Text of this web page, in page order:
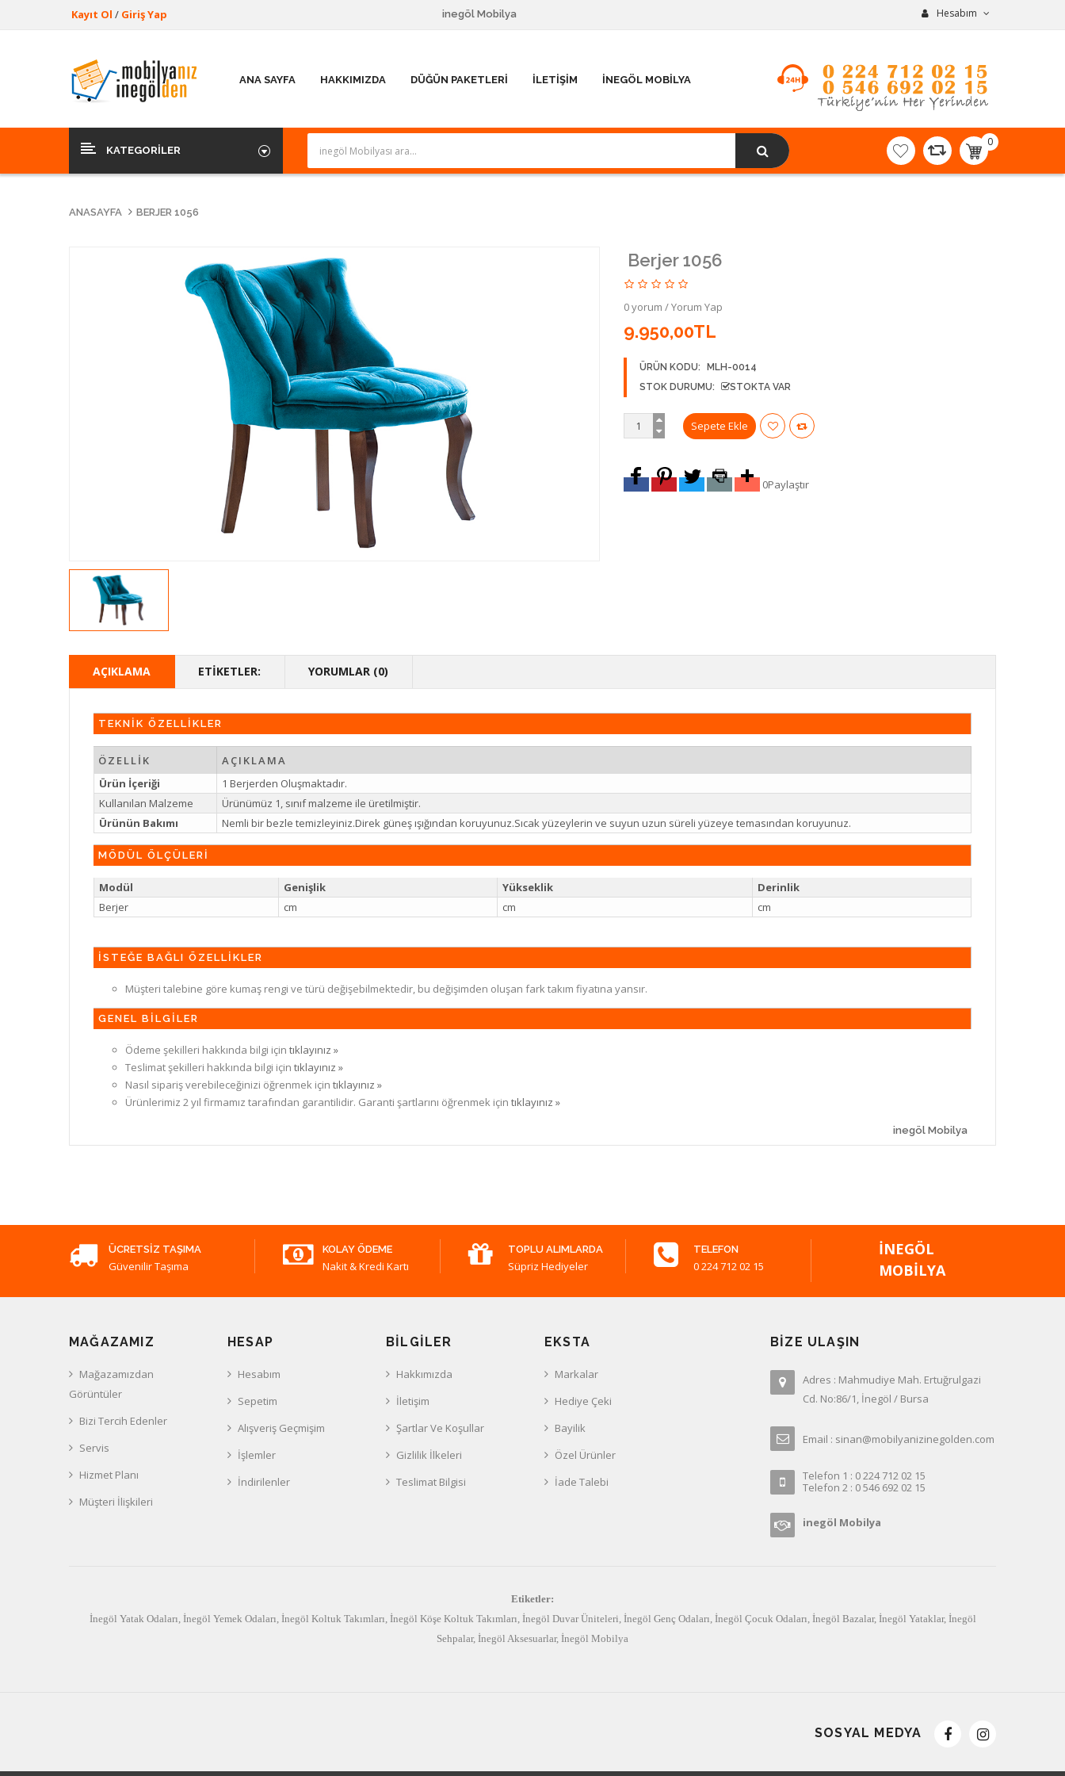
inegöl Mobilya
Kayıt Ol / Giriş Yap Hesabım
ANA SAYFA HAKKIMIZDA DÜĞÜN PAKETLERI İLETIŞIM İNEGÖL MOBILYA
KATEGORILER
0
item(s)
-
ANASAYFA BERJER 1056
Berjer 1056
0 yorum /Yorum Yap
9.950,00TL
ÜRÜN KODU:
MLH-0014
STOK DURUMU:
STOKTA VAR
0Paylaştır
AÇIKLAMA ETIKETLER: YORUMLAR (0)
TEKNİK ÖZELLİKLER
ÖZELLİK
AÇIKLAMA
Ürün İçeriği
1 Berjerden Oluşmaktadır.
Kullanılan Malzeme
Ürünümüz 1, sınıf malzeme ile üretilmiştir.
Ürünün Bakımı
Nemli bir bezle temizleyiniz.Direk güneş ışığından koruyunuz.Sıcak yüzeylerin ve suyun uzun süreli yüzeye temasından koruyunuz.
MÖDÜL ÖLÇÜLERİ
Modül Genişlik Yükseklik
Derinlik
Berjer
cm cm cm
İSTEĞE BAĞLI ÖZELLİKLER
Müşteri talebine göre kumaş rengi ve türü değişebilmektedir, bu değişimden oluşan fark takım fiyatına yansır.
GENEL BİLGİLER
Ödeme şekilleri hakkında bilgi için tıklayınız »
Teslimat şekilleri hakkında bilgi için tıklayınız »
Nasıl sipariş verebileceğinizi öğrenmek için tıklayınız »
Ürünlerimiz 2 yıl firmamız tarafından garantilidir. Garanti şartlarını öğrenmek için tıklayınız »
inegöl Mobilya
ÜCRETSIZ TAŞIMA
Güvenilir Taşıma
KOLAY ÖDEME
Nakit & Kredi Kartı
TOPLU ALIMLARDA
Süpriz Hediyeler
TELEFON
0 224 712 02 15
İNEGÖL
MOBILYA
MAĞAZAMIZ
Mağazamızdan
Görüntüler
Bizi Tercih Edenler
Servis
Hizmet Planı
Müşteri İlişkileri
HESAP
Hesabım
Sepetim
Alışveriş Geçmişim
İşlemler
İndirilenler
BILGILER
Hakkımızda
İletişim
Şartlar Ve Koşullar
Gizlilik İlkeleri
Teslimat Bilgisi
EKSTA
Markalar
Hediye Çeki
Bayilik
Özel Ürünler
İade Talebi
BIZE ULAŞIN
Adres : Mahmudiye Mah. Ertuğrulgazi
Cd. No:86/1, İnegöl / Bursa
Email : sinan@mobilyanizinegolden.com
Telefon 1 : 0 224 712 02 15
Telefon 2 : 0 546 692 02 15
inegöl Mobilya
Etiketler:
İnegöl Yatak Odaları İnegöl Yemek Odaları İnegöl Koltuk Takımları İnegöl Köşe Koltuk Takımları İnegöl Duvar Üniteleri İnegöl Genç Odaları İnegöl Çocuk Odaları İnegöl Bazalar, İnegöl Yataklar, İnegöl
Sehpalar, İnegöl Aksesuarlar, İnegöl Mobilya
SOSYAL MEDYA